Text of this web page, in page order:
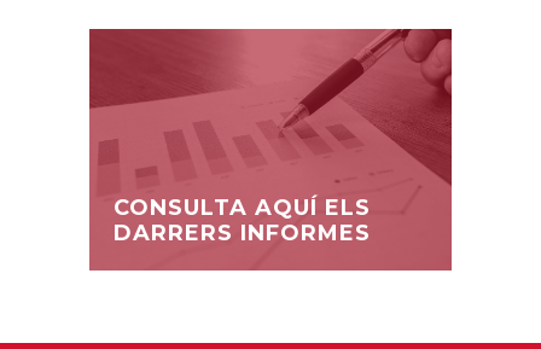
CONSULTA AQUÍ ELS
DARRERS INFORMES